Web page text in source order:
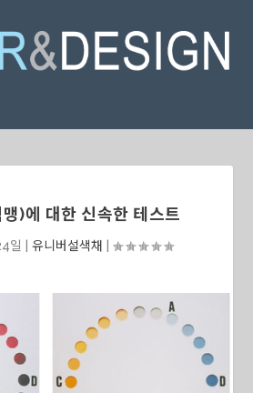
)에 대한 신속한 테스트
일 유니버설색채